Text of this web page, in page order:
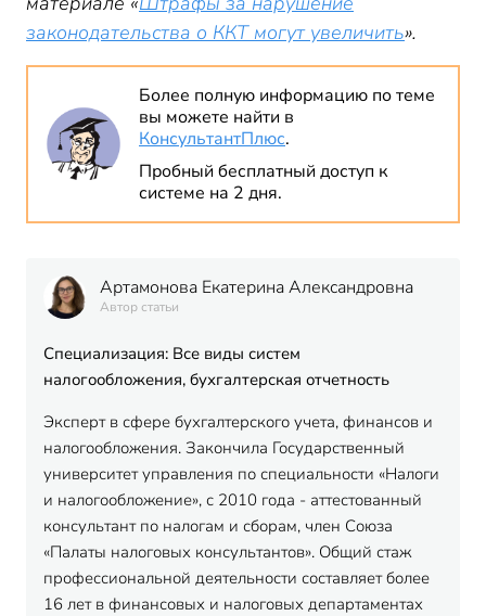
законодательства о ККТ могут увеличить».
Более полную информацию по теме
вы можете найти в
КонсультантПлюс.
Пробный бесплатный доступ к
системе на 2 дня.
Артамонова Екатерина Александровна
Автор статьи
Специализация: Все виды систем
налогообложения, бухгалтерская отчетность
Эксперт в сфере бухгалтерского учета, финансов и
налогообложения. Закончила Государственный
университет управления по специальности «Налоги
и налогообложение», с 2010 года - аттестованный
консультант по налогам и сборам, член Союза
«Палаты налоговых консультантов». Общий стаж
профессиональной деятельности составляет более
16 лет в финансовых и налоговых департаментах